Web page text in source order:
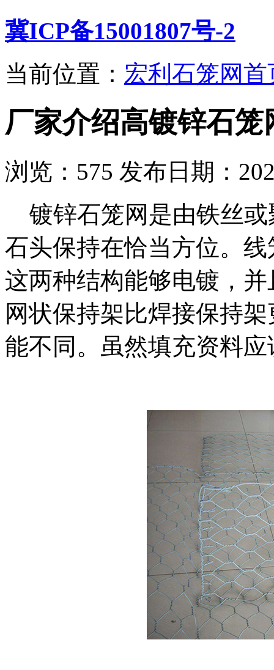
冀ICP备15001807号-2
当前位置： 宏利石笼网首
厂家介绍高镀锌石笼
浏览： 575 发布日期：
镀锌石笼网是由铁丝或
石头保持在恰当方位。
这两种结构能够电镀，
网状保持架比焊接保持
能不同。虽然填充资料